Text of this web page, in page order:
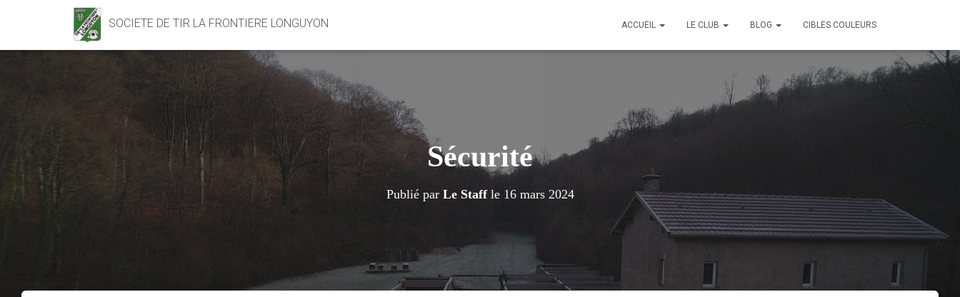
SOCIETE DE TIR LA FRONTIERE LONGUYON ACCUEIL LE CLUB BLOG CIBLES COULEURS
Sécurité
Publié par Le Staffle 16 mars 2024